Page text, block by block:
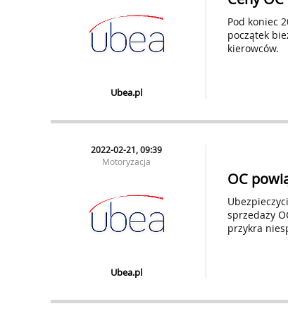
Ubea.pl
Pod koniec
początek
kierowców.
2022-02-21, 09:39
Motoryzacja
Ubea.pl
OC
sprzedaży
przykra